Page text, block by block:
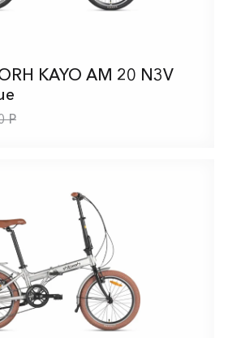
KAYO AM 20 N3V
Р